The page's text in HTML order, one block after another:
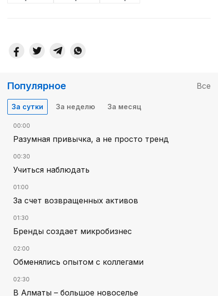
Популярное Все
За сутки За неделю За месяц
00:00
Разумная привычка, а не просто тренд
00:30
Учиться наблюдать
01:00
За счет возвращенных активов
01:30
Бренды создает микробизнес
02:00
Обменялись опытом с коллегами
02:30
В Алматы – большое новоселье